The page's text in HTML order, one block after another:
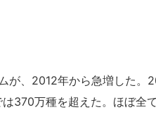
が、2012年から急増した。
370万種を超えた。ほぼ全